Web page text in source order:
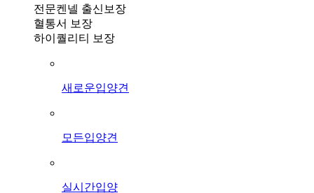
전문켄넬 출신보장
혈통서 보장
하이퀄리티 보장
새로운입양견
모든입양견
실시간입양